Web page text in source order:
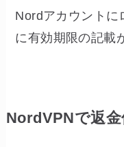
Nordアカウントに
に有効期限の記載
NordVPNで返